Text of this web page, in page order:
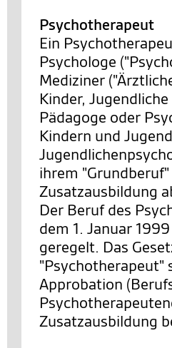
Psychotherapeut
Ein
Psychologe
Mediziner
Kinder,
Pädagoge oder
Kindern und
ihrem
Zusatzausbildung
Der Beruf des
dem 1. Januar
geregelt. Das
"Psychotherapeut"
Approbation
Zusatzausbildung